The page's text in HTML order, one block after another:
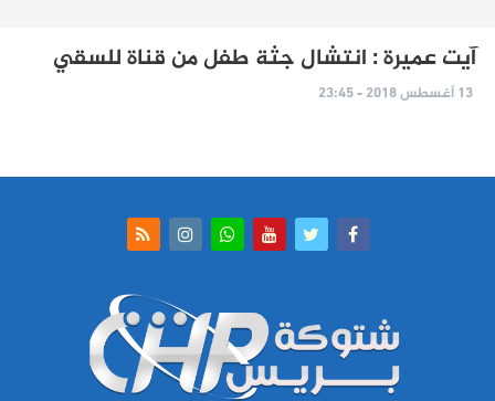
آيت عميرة : انتشال جثة طفل من قناة للسقي
13 أغسطس 2018 - 23:45